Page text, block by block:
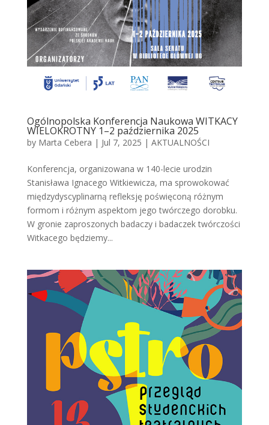
Ogólnopolska Konferencja Naukowa WITKACY
WIELOKROTNY 1–2 października 2025
by Marta Cebera | Jul 7, 2025 | AKTUALNOŚCI
Konferencja, organizowana w 140-lecie urodzin
Stanisława Ignacego Witkiewicza, ma sprowokować
międzydyscyplinarną refleksję poświęconą różnym
formom i różnym aspektom jego twórczego dorobku.
W gronie zaproszonych badaczy i badaczek twórczości
Witkacego będziemy...